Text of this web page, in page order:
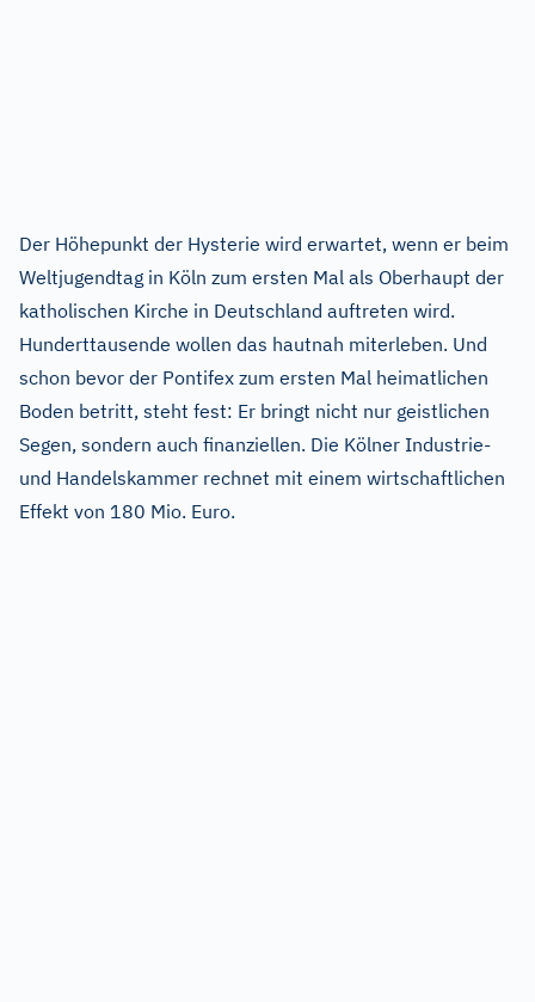
Der Höhepunkt der Hysterie wird erwartet, wenn er beim
Weltjugendtag in Köln zum ersten Mal als Oberhaupt der
katholischen Kirche in Deutschland auftreten wird.
Hunderttausende wollen das hautnah miterleben. Und
schon bevor der Pontifex zum ersten Mal heimatlichen
Boden betritt, steht fest: Er bringt nicht nur geistlichen
Segen, sondern auch finanziellen. Die Kölner Industrie-
und Handelskammer rechnet mit einem wirtschaftlichen
Effekt von 180 Mio. Euro.